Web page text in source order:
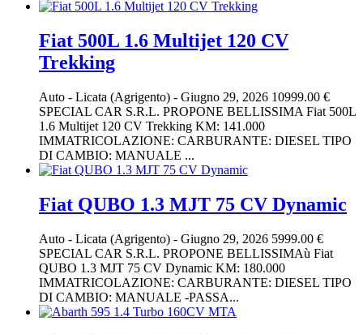
Fiat 500L 1.6 Multijet 120 CV
Trekking
Auto - Licata (Agrigento) - Giugno 29, 2026 10999.00 €
SPECIAL CAR S.R.L. PROPONE BELLISSIMA Fiat 500L
1.6 Multijet 120 CV Trekking KM: 141.000
IMMATRICOLAZIONE: CARBURANTE: DIESEL TIPO
DI CAMBIO: MANUALE ...
Fiat QUBO 1.3 MJT 75 CV Dynamic
Auto - Licata (Agrigento) - Giugno 29, 2026 5999.00 €
SPECIAL CAR S.R.L. PROPONE BELLISSIMAù Fiat
QUBO 1.3 MJT 75 CV Dynamic KM: 180.000
IMMATRICOLAZIONE: CARBURANTE: DIESEL TIPO
DI CAMBIO: MANUALE -PASSA...